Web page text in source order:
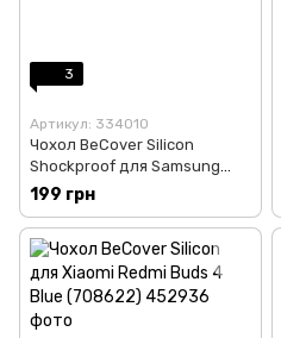
3
Артикул: 334010
Чохол BeCover Silicon
Shockproof для Samsung
Galaxy Buds/Buds+ Red
(704665)
199 грн